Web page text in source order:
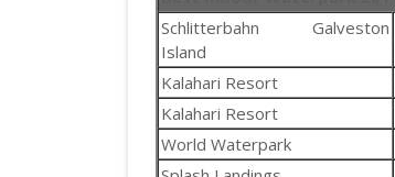
Schlitterbahn Galveston
Island
Kalahari Resort
Kalahari Resort
World Waterpark